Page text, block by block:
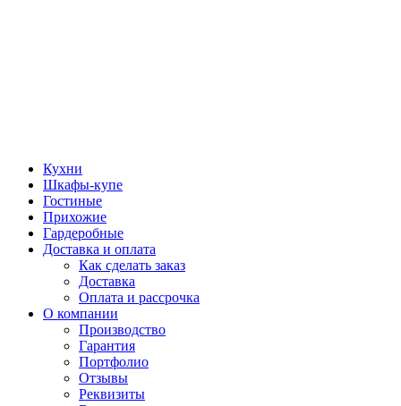
Кухни
Шкафы-купе
Гостиные
Прихожие
Гардеробные
Доставка и оплата
Как сделать заказ
Доставка
Оплата и рассрочка
О компании
Производство
Гарантия
Портфолио
Отзывы
Реквизиты